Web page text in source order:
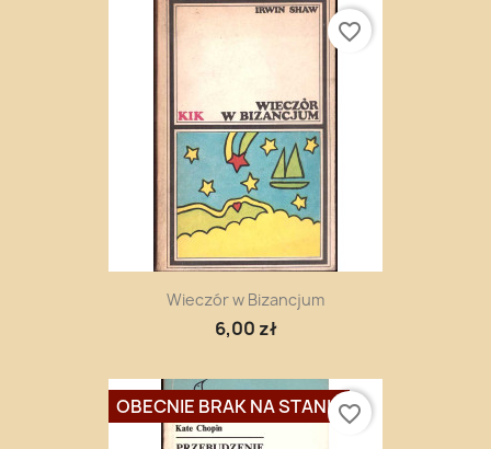
Wieczór w Bizancjum
6,00 zł
favorite_border
OBECNIE BRAK NA STANIEfavorite_border